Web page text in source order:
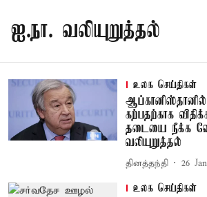
ஐ.நா. வலியுறுத்தல்
உலக செய்திகள்
கற்பதற்காக
தடையை நீக்க
வலியுறுத்தல்
தினத்தந்தி 26
உலக செய்திகள்